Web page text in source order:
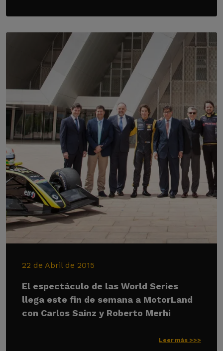
22 de Abril de 2015
El espectáculo de las World Series
llega este fin de semana a MotorLand
con Carlos Sainz y Roberto Merhi
Leer más >>>